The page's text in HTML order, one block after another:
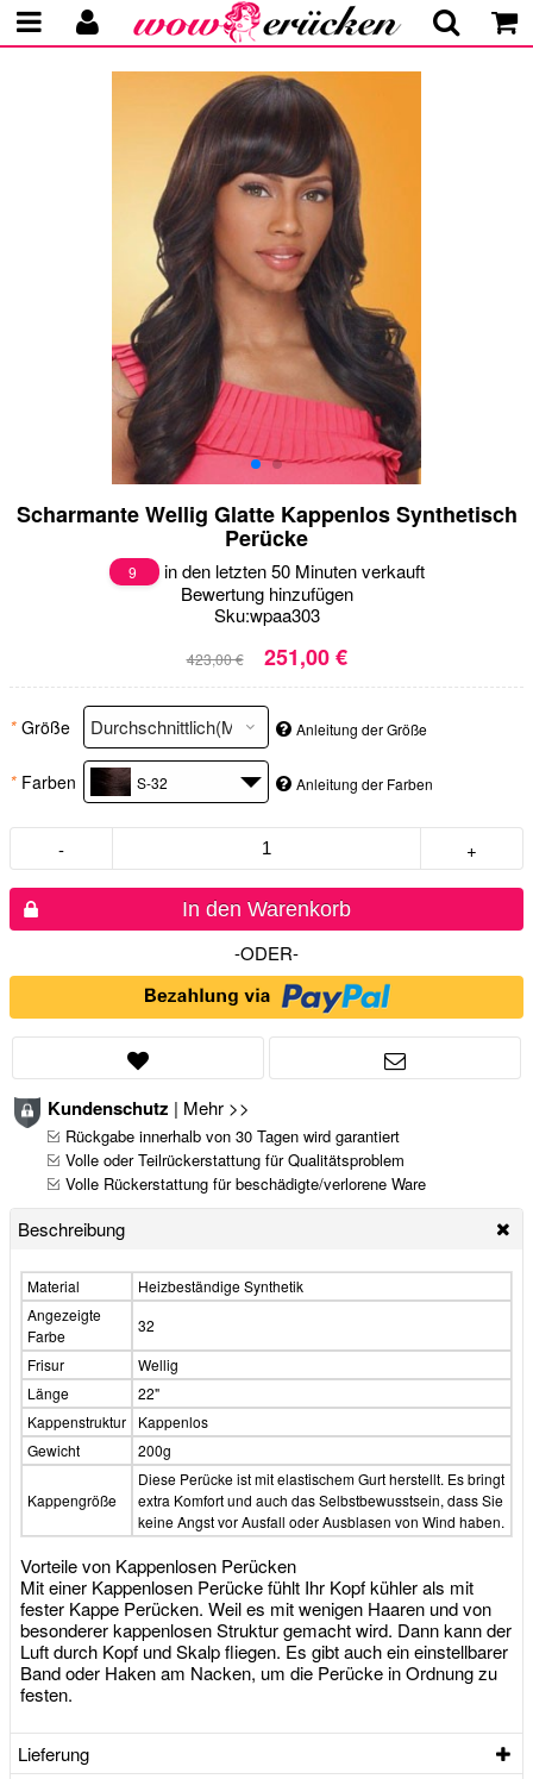
Scharmante Wellig Glatte Kappenlos Synthetisch
Perücke
9
in den letzten 50 Minuten verkauft
Bewertung hinzufügen
Sku:wpaa303
423,00 € 251,00 €
* Größe Anleitung der Größe
* Farben S-32 Anleitung der Farben
- +
In den Warenkorb
-ODER-
Kundenschutz | Mehr >>
Rückgabe innerhalb von 30 Tagen wird garantiert
Volle oder Teilrückerstattung für Qualitätsproblem
Volle Rückerstattung für beschädigte/verlorene Ware
Beschreibung
Material
Heizbeständige Synthetik
Angezeigte
Farbe
32
Frisur
Wellig
Länge
22"
Kappenstruktur
Kappenlos
Gewicht
200g
Kappengröße
Diese Perücke ist mit elastischem Gurt herstellt. Es bringt
extra Komfort und auch das Selbstbewusstsein, dass Sie
keine Angst vor Ausfall oder Ausblasen von Wind haben.
Vorteile von Kappenlosen Perücken
Mit einer Kappenlosen Perücke fühlt Ihr Kopf kühler als mit
fester Kappe Perücken. Weil es mit wenigen Haaren und von
besonderer kappenlosen Struktur gemacht wird. Dann kann der
Luft durch Kopf und Skalp fliegen. Es gibt auch ein einstellbarer
Band oder Haken am Nacken, um die Perücke in Ordnung zu
festen.
Lieferung